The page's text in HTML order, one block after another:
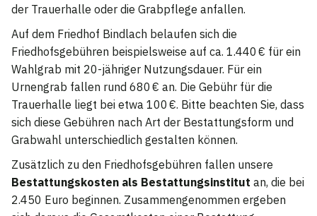
der Trauerhalle oder die Grabpflege anfallen.
Auf dem Friedhof Bindlach belaufen sich die
Friedhofsgebühren beispielsweise auf ca. 1.440 € für ein
Wahlgrab mit 20-jähriger Nutzungsdauer. Für ein
Urnengrab fallen rund 680 € an. Die Gebühr für die
Trauerhalle liegt bei etwa 100 €. Bitte beachten Sie, dass
sich diese Gebühren nach Art der Bestattungsform und
Grabwahl unterschiedlich gestalten können.
Zusätzlich zu den Friedhofsgebühren fallen unsere
Bestattungskosten als Bestattungsinstitut an, die bei
2.450 Euro beginnen. Zusammengenommen ergeben